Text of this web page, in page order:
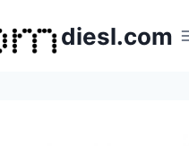
diesl.com